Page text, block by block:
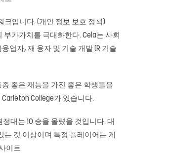
크입니다. (개인 정보 보호 정책)
가가치를 극대화한다. Cela는 사회
업자, 재 융자 및 기술 개발 (R 기술
좋은 재능을 가진 좋은 학생들을
College가 있습니다.
대는 10 승을 올렸을 것입니다. 대
것 이상이며 특정 플레이어는 게
이트